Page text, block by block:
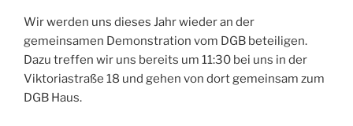
Wir werden uns dieses Jahr wieder an der
gemeinsamen Demonstration vom DGB beteiligen.
Dazu treffen wir uns bereits um 11:30 bei uns in der
Viktoriastraße 18 und gehen von dort gemeinsam zum
DGB Haus.